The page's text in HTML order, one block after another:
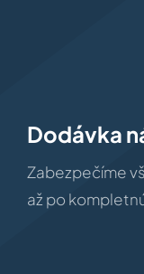
Dodávka
Zabezpečíme
až po